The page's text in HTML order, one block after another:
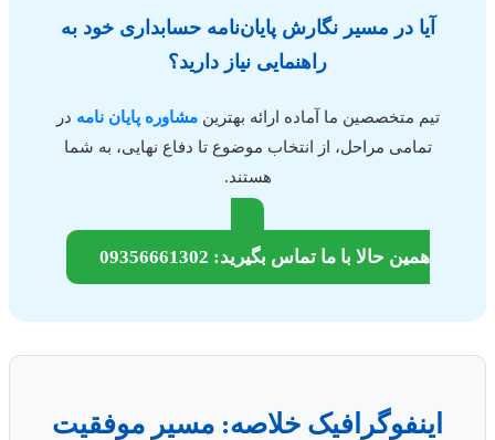
آیا در مسیر نگارش پایان‌نامه حسابداری خود به
راهنمایی نیاز دارید؟
تیم متخصصین ما آماده ارائه بهترینمشاوره پایان نامهدر
تمامی مراحل، از انتخاب موضوع تا دفاع نهایی، به شما
هستند.
همین حالا با ما تماس بگیرید: 09356661302
اینفوگرافیک خلاصه: مسیر موفقیت